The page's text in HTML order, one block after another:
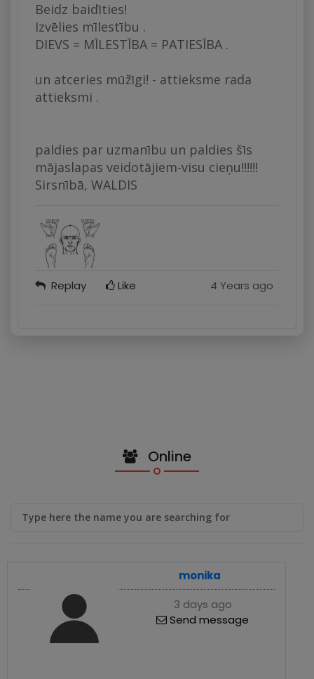
Beidz baidīties!
Izvēlies mīlestību .
DIEVS = MĪLESTĪBA = PATIESĪBA .
un atceries mūžīgi! - attieksme rada
attieksmi .
paldies par uzmanību un paldies šīs
mājaslapas veidotājiem-visu cieņu!!!!!!
Sirsnībā, WALDIS
Replay Like 4 Years ago
Online
monika
3 days ago
Send message